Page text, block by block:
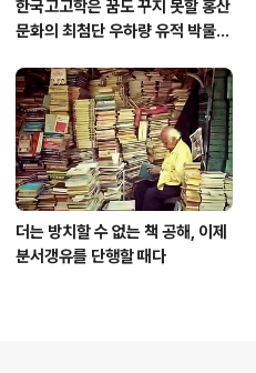
한국고고학은 꿈도 꾸지 못할 홍산
문화의 최첨단 우하량 유적 박물관
더는 방치할 수 없는 책 공해, 이제
분서갱유를 단행할 때다